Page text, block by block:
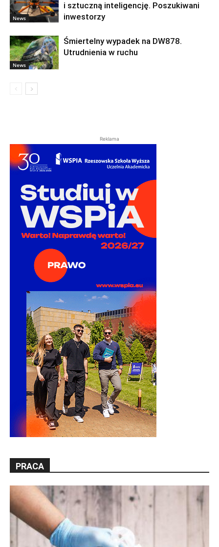
News
i sztuczną inteligencję. Poszukiwani
inwestorzy
News
Śmiertelny wypadek na DW878.
Utrudnienia w ruchu
Reklama
PRACA